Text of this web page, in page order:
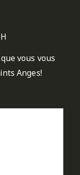
vous vous
Anges!